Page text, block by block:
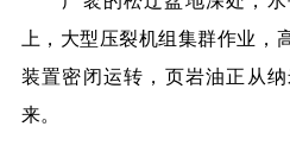
上，大型压裂机组集群作业，
装置密闭运转，页岩油正从
来。